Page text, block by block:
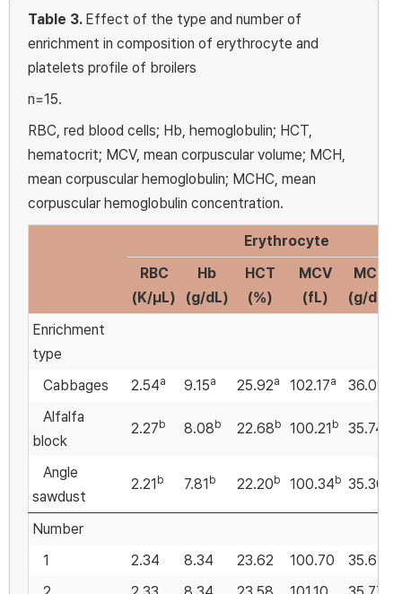
Table 3. Effect of the type and number of
enrichment in composition of erythrocyte and
platelets profile of broilers
n=15.
RBC, red blood cells; Hb, hemoglobulin; HCT,
hematocrit; MCV, mean corpuscular volume; MCH,
mean corpuscular hemoglobulin; MCHC, mean
corpuscular hemoglobulin concentration.
Erythrocyte
RBC
(K/μL)
Hb
(g/dL)
HCT
(%)
MCV
(fL)
MCH
(g/dL)
Enrichment
type
Cabbages
2.54a 9.15a 25.92a 102.17a 36.09
Alfalfa
block
2.27 b 8.08 b 22.68 b 100.21 b 35.74
Angle
sawdust
2.21 b 7.81 b 22.20 b 100.34 b 35.30
Number
1
2.34 8.34 23.62 100.70 35.64